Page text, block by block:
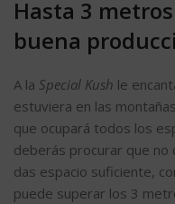
Hasta 3
buena
A la Special Kush le
estuviera en las
que ocupará todos los
deberás procurar que no
das espacio suficiente,
puede superar los 3